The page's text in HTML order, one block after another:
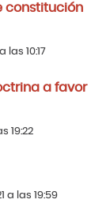
constitución
las 10:17
a favor
19:22
a las 19:59